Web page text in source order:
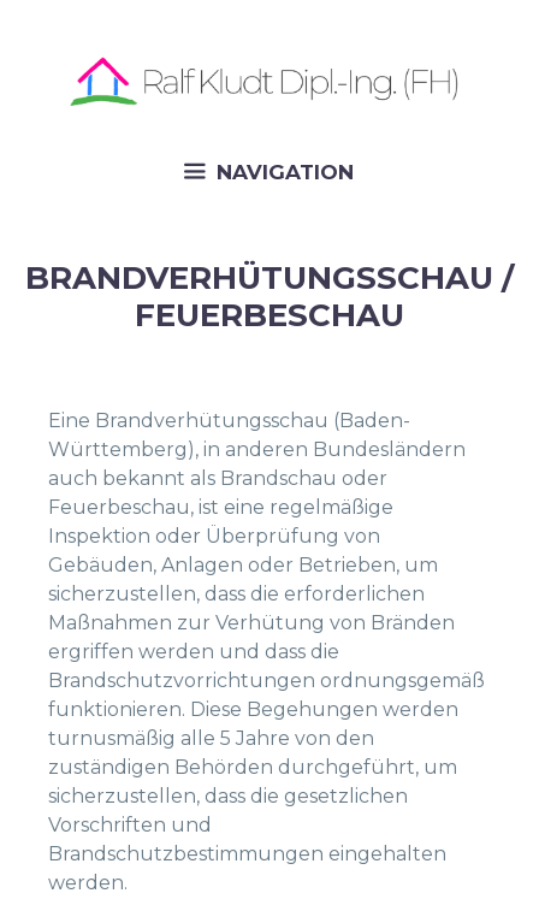
NAVIGATION
BRANDVERHÜTUNGSSCHAU /
FEUERBESCHAU
Eine Brandverhütungsschau (Baden-
Württemberg), in anderen Bundesländern
auch bekannt als Brandschau oder
Feuerbeschau, ist eine regelmäßige
Inspektion oder Überprüfung von
Gebäuden, Anlagen oder Betrieben, um
sicherzustellen, dass die erforderlichen
Maßnahmen zur Verhütung von Bränden
ergriffen werden und dass die
Brandschutzvorrichtungen ordnungsgemäß
funktionieren. Diese Begehungen werden
turnusmäßig alle 5 Jahre von den
zuständigen Behörden durchgeführt, um
sicherzustellen, dass die gesetzlichen
Vorschriften und
Brandschutzbestimmungen eingehalten
werden.